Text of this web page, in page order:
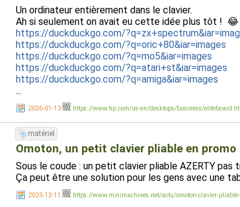
Un ordinateur entièrement dans le clavier.
Ah si seulement on avait eu cette idée plus tôt ! 😂
https://duckduckgo.com/
https://duckduckgo.com/?q=oric+80&iar=images
https://duckduckgo.com/?q=mo5&iar=images
https://duckduckgo.com/?q=atari+st&iar=images
https://duckduckgo.com/?q=amiga&iar=images
...
2026-01-13 https://www.hp.com/us-en/desktops/business/
matériel
Omoton, un petit clavier pliable en promo
Sous le coude : un petit clavier pliable AZERTY pas
Ça peut être une solution pour les gens avec une
2025-12-11 https://www.minimachines.net/actu/omoton-clavier-